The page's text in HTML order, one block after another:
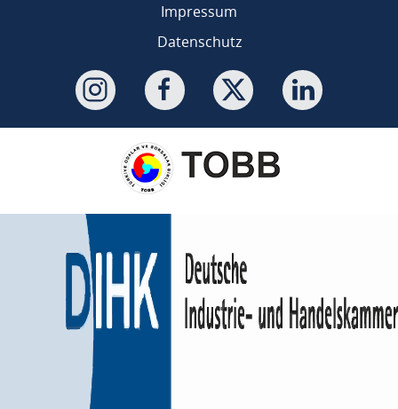
Impressum
Datenschutz